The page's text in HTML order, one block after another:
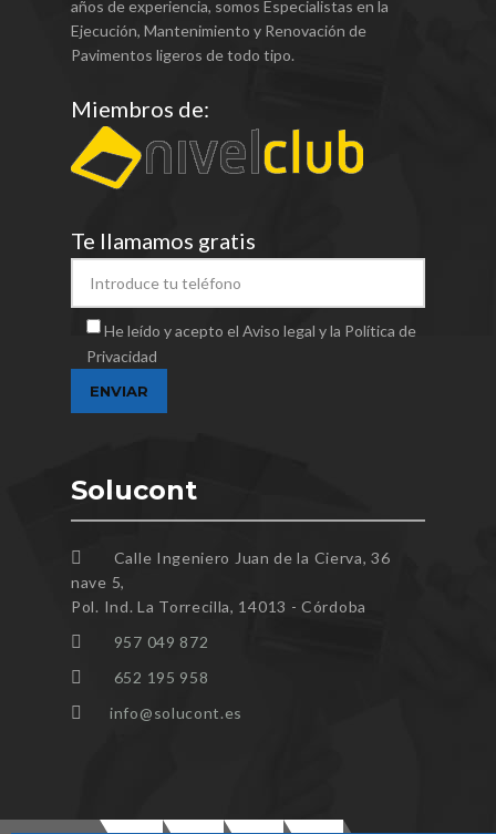
años de experiencia, somos Especialistas en la
Ejecución, Mantenimiento y Renovación de
Pavimentos ligeros de todo tipo.
Miembros de:
Te llamamos gratis
He leído y acepto el Aviso legal y la Política de
Privacidad
Solucont
Calle Ingeniero Juan de la Cierva, 36
nave 5,
Pol. Ind. La Torrecilla, 14013 - Córdoba
957 049 872
652 195 958
info@solucont.es